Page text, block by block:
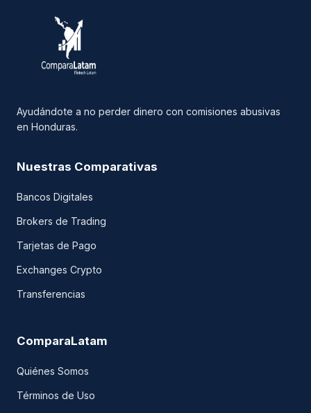
Ayudándote a no perder dinero con comisiones abusivas
en Honduras.
Nuestras Comparativas
Bancos Digitales
Brokers de Trading
Tarjetas de Pago
Exchanges Crypto
Transferencias
ComparaLatam
Quiénes Somos
Términos de Uso